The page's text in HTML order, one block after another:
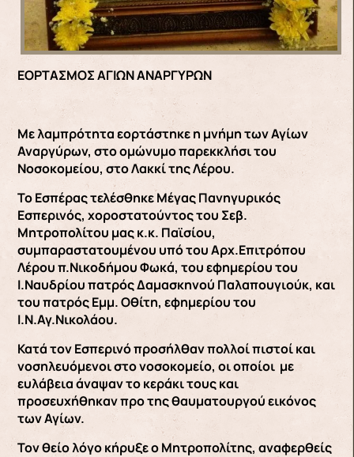
ΕΟΡΤΑΣΜΟΣ ΑΓΙΩΝ ΑΝΑΡΓΥΡΩΝ
Με λαμπρότητα εορτάστηκε η μνήμη των Αγίων
Αναργύρων, στο ομώνυμο παρεκκλήσι του
Νοσοκομείου, στο Λακκί της Λέρου.
Το Εσπέρας τελέσθηκε Μέγας Πανηγυρικός
Εσπερινός, χοροστατούντος του Σεβ.
Μητροπολίτου μας κ.κ. Παϊσίου,
συμπαραστατουμένου υπό του Αρχ.Επιτρόπου
Λέρου π.Νικοδήμου Φωκά, του εφημερίου του
Ι.Ναυδρίου πατρός Δαμασκηνού Παλαπουγιούκ, και
του πατρός Εμμ. Οθίτη, εφημερίου του
Ι.Ν.Αγ.Νικολάου.
Κατά τον Εσπερινό προσήλθαν πολλοί πιστοί και
νοσηλευόμενοι στο νοσοκομείο, οι οποίοι με
ευλάβεια άναψαν το κεράκι τους και
προσευχήθηκαν προ της θαυματουργού εικόνος
των Αγίων.
Τον θείο λόγο κήρυξε ο Μητροπολίτης, αναφερθείς